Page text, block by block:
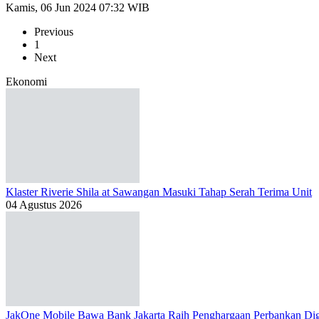
Kamis, 06 Jun 2024 07:32 WIB
Previous
1
Next
Ekonomi
Klaster Riverie Shila at Sawangan Masuki Tahap Serah Terima Unit
04 Agustus 2026
JakOne Mobile Bawa Bank Jakarta Raih Penghargaan Perbankan